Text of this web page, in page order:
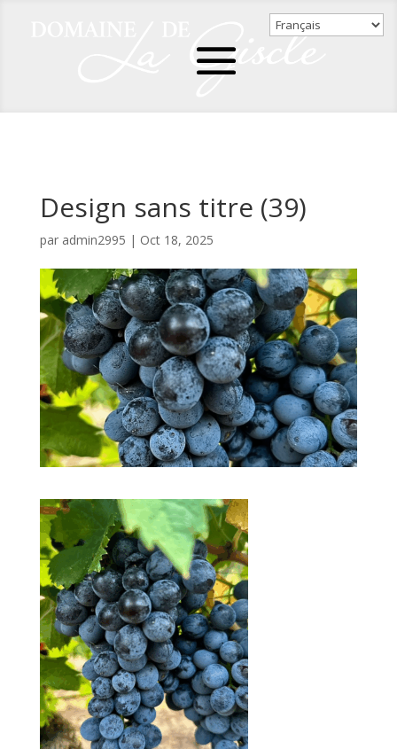
Design sans titre (39)
par admin2995 | Oct 18, 2025